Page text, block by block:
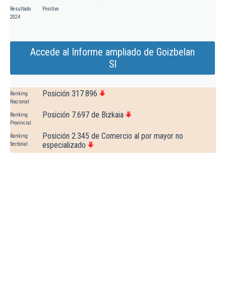
Resultado
2024
Positivo
Accede al Informe ampliado de Goizbelan
Sl
Ranking
Nacional
Posición 317.896
Ranking
Provincial
Posición 7.697 de Bizkaia
Ranking
Sectorial
Posición 2.345 de Comercio al por mayor no
especializado